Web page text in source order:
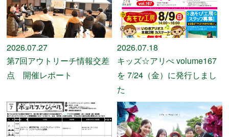
JA
ソーシャルメディア
お問い合わせ
2026.07.27
第7回アウトリーチ情報交差
点 開催レポート
2026.07.18
キッズ☆アリぺ volume167
を 7/24（金）に発行しまし
た